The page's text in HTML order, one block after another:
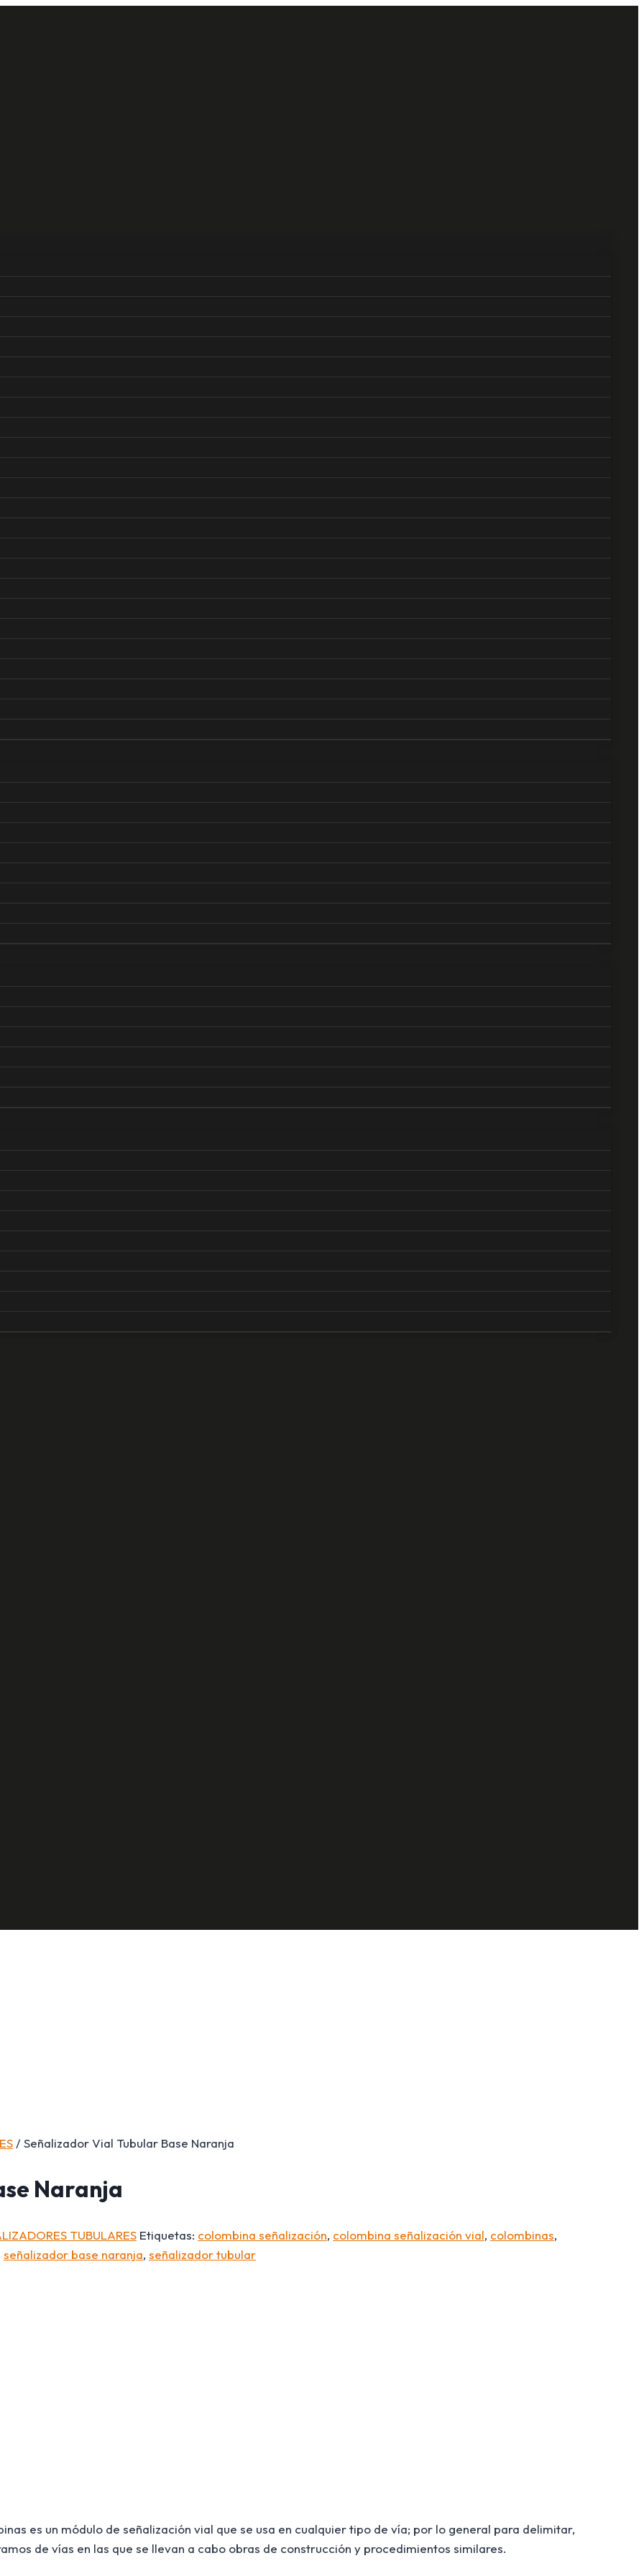
/ Señalizador Vial Tubular Base Naranja
Naranja
TUBULARES Etiquetas: colombina señalización, colombina señalización vial, colombinas,
señalizador base naranja, señalizador tubular
es un módulo de señalización vial que se usa en cualquier tipo de vía; por lo general para delimitar,
de vías en las que se llevan a cabo obras de construcción y procedimientos similares.